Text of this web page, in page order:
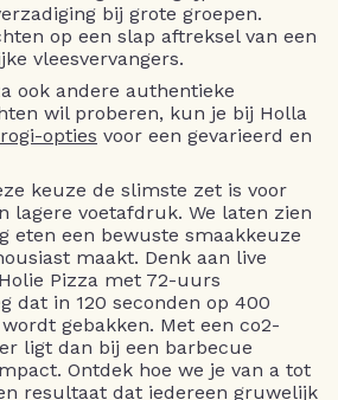
bij grote groepen.
op een slap aftreksel van een
vleesvervangers.
ook andere authentieke
wil proberen, kun je bij Holla
opties voor een gevarieerd en
keuze de slimste zet is voor
lagere voetafdruk. We laten zien
eten een bewuste smaakkeuze
maakt. Denk aan live
Pizza met 72-uurs
dat in 120 seconden op 400
gebakken. Met een co2-
ligt dan bij een barbecue
Ontdek hoe we je van a tot
resultaat dat iedereen gruwelijk